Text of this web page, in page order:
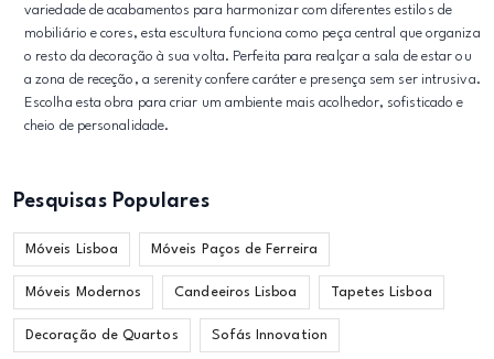
variedade de acabamentos para harmonizar com diferentes estilos de
mobiliário e cores, esta escultura funciona como peça central que organiza
o resto da decoração à sua volta. Perfeita para realçar a sala de estar ou
a zona de receção, a serenity confere caráter e presença sem ser intrusiva.
Escolha esta obra para criar um ambiente mais acolhedor, sofisticado e
cheio de personalidade.
Pesquisas Populares
Móveis Lisboa Móveis Paços de Ferreira
Móveis Modernos Candeeiros Lisboa Tapetes Lisboa
Decoração de Quartos Sofás Innovation